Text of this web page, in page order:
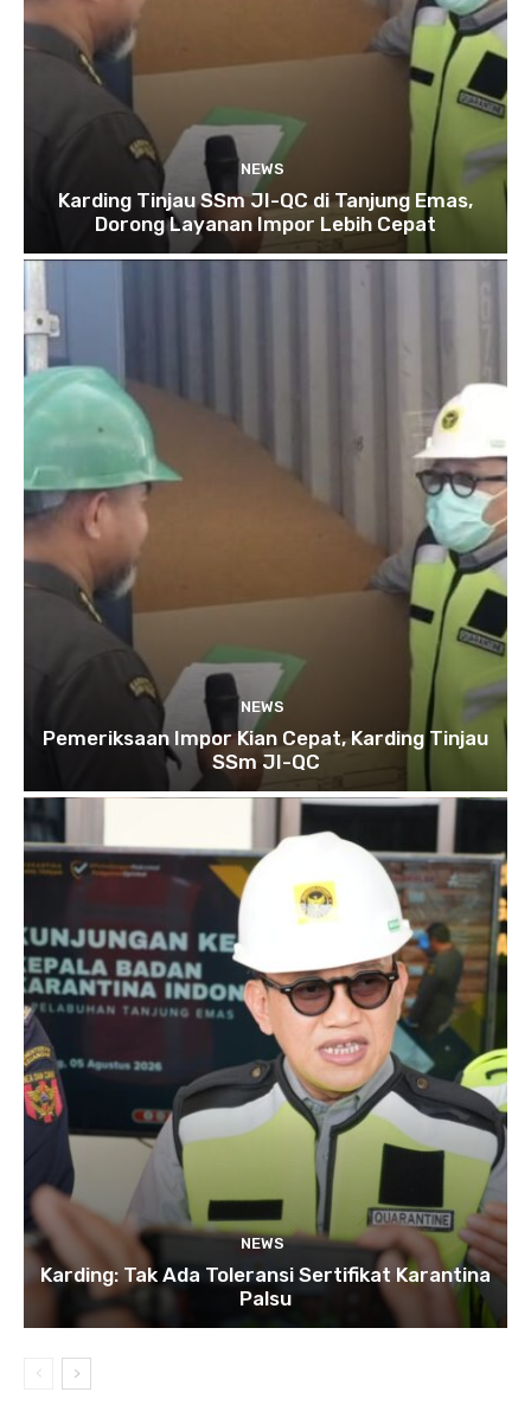
NEWS
Karding Tinjau SSm JI-QC di Tanjung Emas,
Dorong Layanan Impor Lebih Cepat
NEWS
Pemeriksaan Impor Kian Cepat, Karding Tinjau
SSm JI-QC
NEWS
Karding: Tak Ada Toleransi Sertifikat Karantina
Palsu